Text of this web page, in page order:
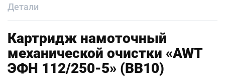
Детали
Картридж намоточный
механической очистки «AWT
ЭФН 112/250-5» (BB10)